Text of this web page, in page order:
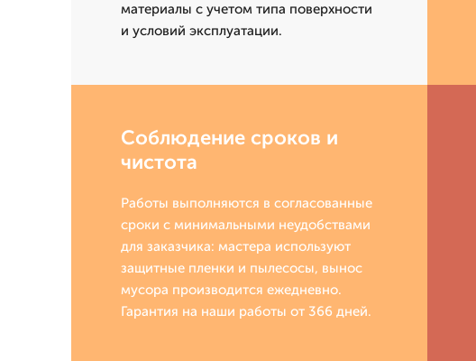
материалы с учетом типа поверхности
и условий эксплуатации.
Соблюдение сроков и
чистота
Работы выполняются в согласованные
сроки с минимальными неудобствами
для заказчика: мастера используют
защитные пленки и пылесосы, вынос
мусора производится ежедневно.
Гарантия на наши работы от 366 дней.